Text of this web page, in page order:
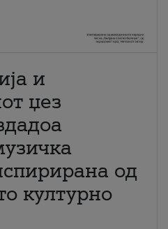
и
џез
од
културно